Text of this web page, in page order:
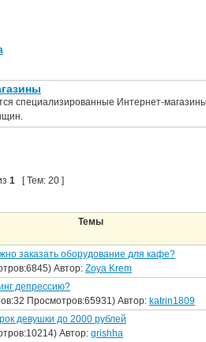
специализированные Интернет-
1 [ Тем: 20 ]
Темы
заказать оборудование для кафе?
Автор: Zoya Krem
депрессию?
Просмотров:65931) Автор: katrin1809
девушки до 2000 рублей
Автор: grishha